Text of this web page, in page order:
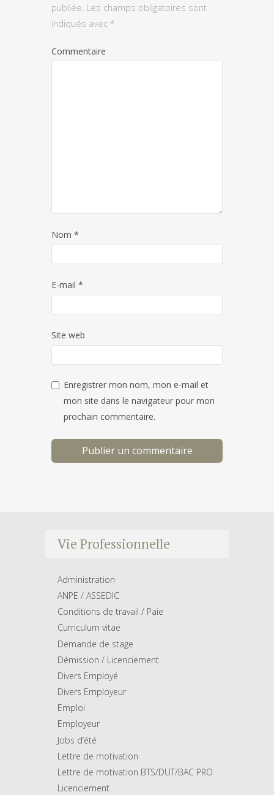
publiée. Les champs obligatoires sont
indiqués avec *
Commentaire
Nom *
E-mail *
Site web
Enregistrer mon nom, mon e-mail et
mon site dans le navigateur pour mon
prochain commentaire.
Vie Professionnelle
Administration
ANPE / ASSEDIC
Conditions de travail / Paie
Curriculum vitae
Demande de stage
Démission / Licenciement
Divers Employé
Divers Employeur
Emploi
Employeur
Jobs d’été
Lettre de motivation
Lettre de motivation BTS/DUT/BAC PRO
Licenciement